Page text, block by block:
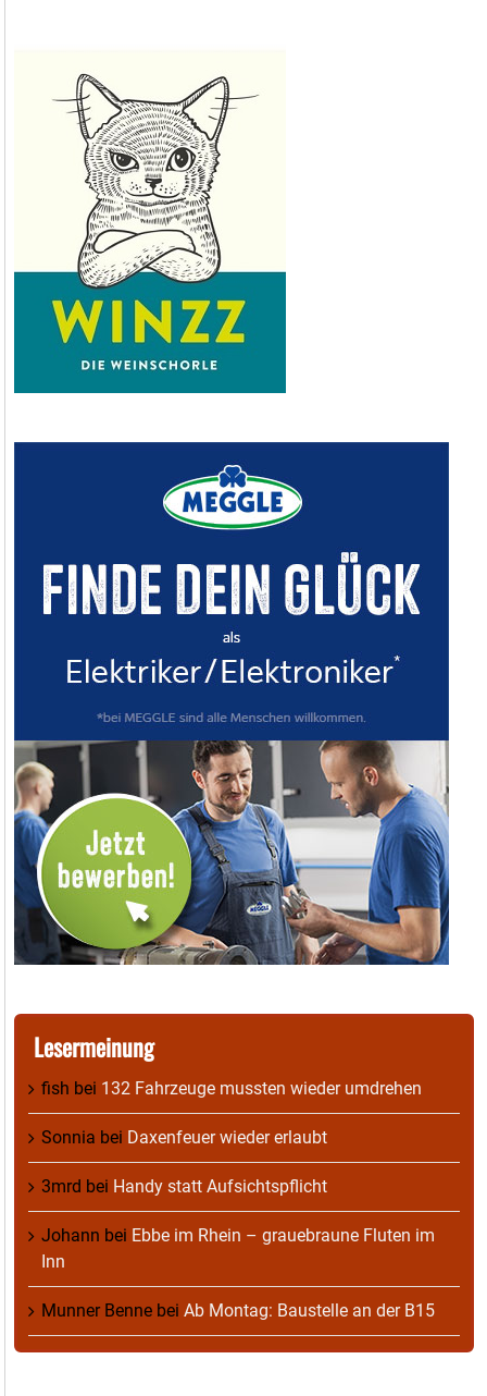
Lesermeinung
fish bei 132 Fahrzeuge mussten wieder umdrehen
Sonnia bei Daxenfeuer wieder erlaubt
3mrd bei Handy statt Aufsichtspflicht
Johann bei Ebbe im Rhein – grauebraune Fluten im
Inn
Munner Benne bei Ab Montag: Baustelle an der B15